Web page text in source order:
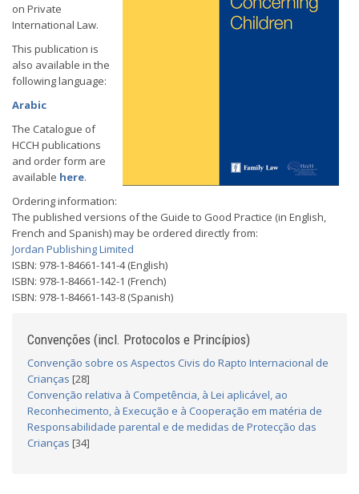
on Private
International Law.
This publication is
also available in the
following language:
Arabic
The Catalogue of
HCCH publications
and order form are
available here.
Ordering information:
The published versions of the Guide to Good Practice (in English,
French and Spanish) may be ordered directly from:
Jordan Publishing Limited
ISBN: 978-1-84661-141-4 (English)
ISBN: 978-1-84661-142-1 (French)
ISBN: 978-1-84661-143-8 (Spanish)
Convenções (incl. Protocolos e Princípios)
Convenção sobre os Aspectos Civis do Rapto Internacional de
Crianças [28]
Convenção relativa à Competência, à Lei aplicável, ao
Reconhecimento, à Execução e à Cooperação em matéria de
Responsabilidade parental e de medidas de Protecção das
Crianças [34]